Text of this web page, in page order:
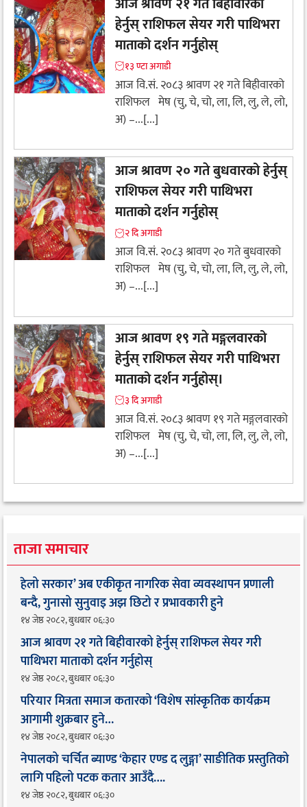
हेर्नुस् राशिफल सेयर गरी पाथिभरा
माताको दर्शन गर्नुहोस्
१३ ण्टा अगाडी
आज वि.सं. २०८३ श्रावण २१ गते बिहीवारको
राशिफल मेष (चु, चे, चो, ला, लि, लु, ले, लो,
अ) –...[...]
आज श्रावण २० गते बुधवारको हेर्नुस्
राशिफल सेयर गरी पाथिभरा
माताको दर्शन गर्नुहोस्
२ दि अगाडी
आज वि.सं. २०८३ श्रावण २० गते बुधवारको
राशिफल मेष (चु, चे, चो, ला, लि, लु, ले, लो,
अ) –...[...]
आज श्रावण १९ गते मङ्गलवारको
हेर्नुस् राशिफल सेयर गरी पाथिभरा
माताको दर्शन गर्नुहोस्।
३ दि अगाडी
आज वि.सं. २०८३ श्रावण १९ गते मङ्गलवारको
राशिफल मेष (चु, चे, चो, ला, लि, लु, ले, लो,
अ) –...[...]
ताजा समाचार
हेलो सरकार’ अब एकीकृत नागरिक सेवा व्यवस्थापन प्रणाली
बन्दै, गुनासो सुनुवाइ अझ छिटो र प्रभावकारी हुने
१४ जेष्ठ २०८२, बुधबार ०६:३०
आज श्रावण २१ गते बिहीवारको हेर्नुस् राशिफल सेयर गरी
पाथिभरा माताको दर्शन गर्नुहोस्
१४ जेष्ठ २०८२, बुधबार ०६:३०
परियार मित्रता समाज कतारको ‘विशेष सांस्कृतिक कार्यक्रम
आगामी शुक्रबार हुने…
१४ जेष्ठ २०८२, बुधबार ०६:३०
नेपालको चर्चित ब्याण्ड ‘केहार एण्ड द लुङ्गा’ साङीतिक प्रस्तुतिको
लागि पहिलो पटक कतार आउँदै…. ​
१४ जेष्ठ २०८२, बुधबार ०६:३०